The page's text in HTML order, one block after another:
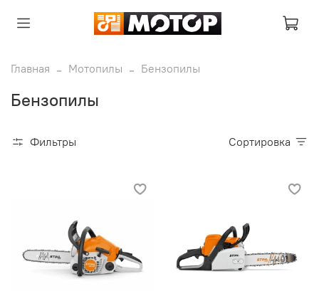
Главная Мотопилы Бензопилы
Бензопилы
Фильтры Сортировка